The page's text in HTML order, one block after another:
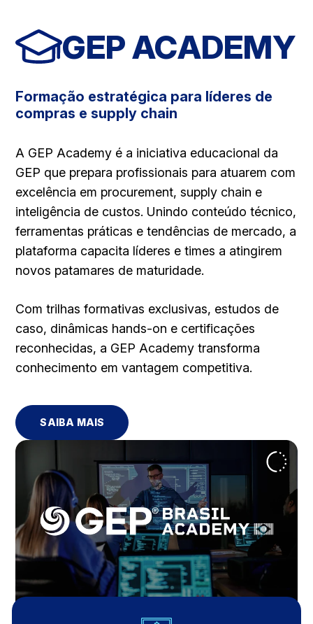
GEP ACADEMY
Formação estratégica para líderes de
compras e supply chain
A GEP Academy é a iniciativa educacional da
GEP que prepara profissionais para atuarem com
excelência em procurement, supply chain e
inteligência de custos. Unindo conteúdo técnico,
ferramentas práticas e tendências de mercado, a
plataforma capacita líderes e times a atingirem
novos patamares de maturidade.
Com trilhas formativas exclusivas, estudos de
caso, dinâmicas hands-on e certificações
reconhecidas, a GEP Academy transforma
conhecimento em vantagem competitiva.
SAIBA MAIS